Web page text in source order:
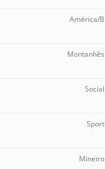
América/B
Montanhês
Social
Sport
Mineiro